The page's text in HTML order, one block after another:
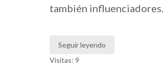
también
Seguir leyendo
Visitas: 9